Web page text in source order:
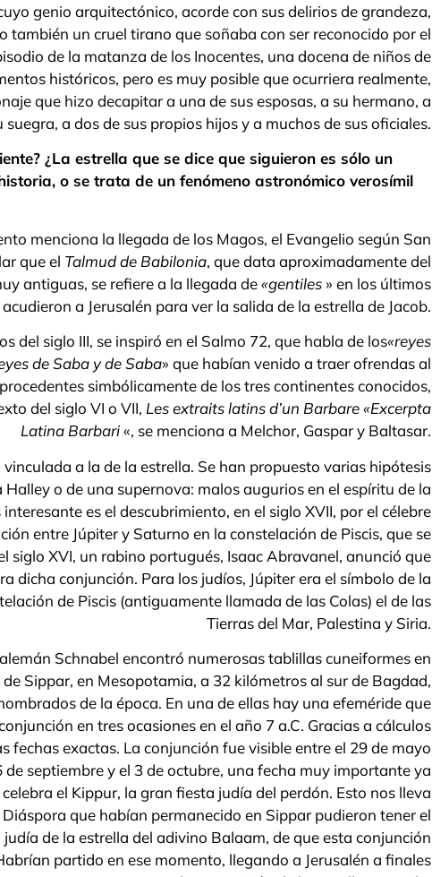
genio arquitectónico, acorde con sus delirios de grandeza,
también un cruel tirano que soñaba con ser reconocido por el
de la matanza de los Inocentes, una docena de niños de
históricos, pero es muy posible que ocurriera realmente,
que hizo decapitar a una de sus esposas, a su hermano, a
suegra, a dos de sus propios hijos y a muchos de sus oficiales.
¿La estrella que se dice que siguieron es sólo un
o se trata de un fenómeno astronómico verosímil
menciona la llegada de los Magos, el Evangelio según San
que el Talmudde Babilonia, que data aproximadamente del
antiguas, se refiere a la llegada de«gentiles» en los últimos
a Jerusalén para ver la salida de la estrella de Jacob.
del siglo III, se inspiró en el Salmo 72, que habla de los«reyes
de Saba y de Saba» que habían venido a traer ofrendas al
simbólicamente de los tres continentes conocidos,
del siglo VI o VII, Les extraits latins d’un Barbare«Excerpta
Latina Barbari«, se menciona a Melchor, Gaspar y Baltasar.
a la de la estrella. Se han propuesto varias hipótesis
o de una supernova: malos augurios en el espíritu de la
es el descubrimiento, en el siglo XVII, por el célebre
entre Júpiter y Saturno en la constelación de Piscis, que se
siglo XVI, un rabino portugués, Isaac Abravanel, anunció que
dicha conjunción. Para los judíos, Júpiter era el símbolo de la
de Piscis (antiguamente llamada de las Colas) el de las
Tierras del Mar, Palestina y Siria.
Schnabel encontró numerosas tablillas cuneiformes en
Sippar, en Mesopotamia, a 32 kilómetros al sur de Bagdad,
de la época. En una de ellas hay una efeméride que
en tres ocasiones en el año 7 a.C. Gracias a cálculos
fechas exactas. La conjunción fue visible entre el 29 de mayo
de septiembre y el 3 de octubre, una fecha muy importante ya
el Kippur, la gran fiesta judía del perdón. Esto nos lleva
que habían permanecido en Sippar pudieron tener el
de la estrella del adivino Balaam, de que esta conjunción
partido en ese momento, llegando a Jerusalén a finales